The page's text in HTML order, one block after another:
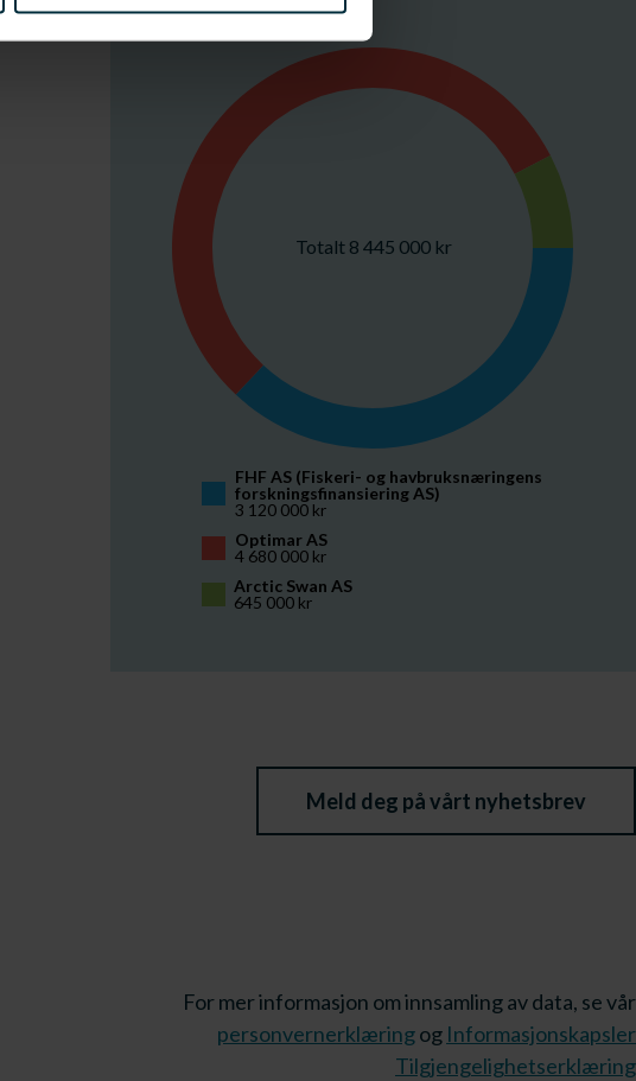
Budsjett
Totalt 8 445 000 kr
FHF AS (Fiskeri- og havbruksnæringens
forskningsfinansiering AS)
3 120 000 kr
Optimar AS
4 680 000 kr
Arctic Swan AS
645 000 kr
Meld deg på vårt nyhetsbrev
For mer informasjon om innsamling av data, se vår
personvernerklæringog Informasjonskapsler
Tilgjengelighetserklæring